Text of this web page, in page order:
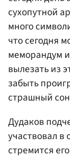
сухопутной
много
что сегодня
меморандум
вылезать из
забыть
страшный
Дудаков
участвовал
стремится